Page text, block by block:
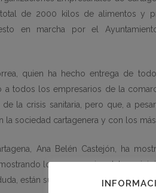
de 2000 kilos de alimentos y
en marcha por el
quien ha hecho entrega de
todos los empresarios de la
la crisis sanitaria, pero que, a
sociedad cartagenera y con los más
Ana Belén Castejón, ha
los empresarios del
están superando cualquier